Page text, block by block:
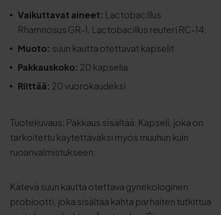
Vaikuttavat aineet: Lactobacillus
Rhamnosus GR-1, Lactobacillus reuteri RC-14.
Muoto: suun kautta otettavat kapselit
Pakkauskoko: 20 kapselia
Riittää: 20 vuorokaudeksi
Tuotekuvaus: Pakkaus sisältää: Kapseli, joka on
tarkoitettu käytettäväksi myös muuhun kuin
ruoanvalmistukseen:
Kätevä suun kautta otettava gynekologinen
probiootti, joka sisältää kahta parhaiten tutkittua